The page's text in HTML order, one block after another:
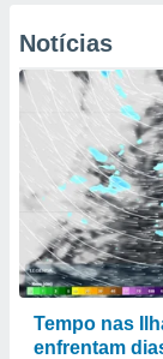
Notícias
Tempo nas
enfrentam